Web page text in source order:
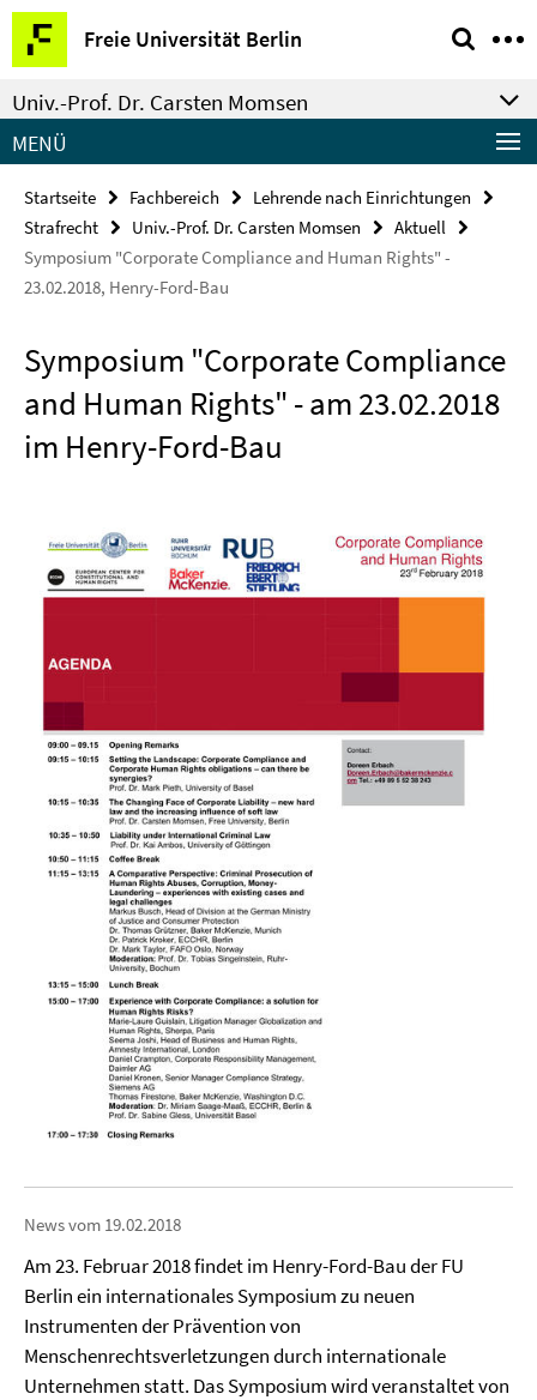
Springe
direkt
zu
Inhalt
Freie Universität Berlin
Service-
Navigation
Univ.-Prof. Dr. Carsten Momsen
MENÜ
Startseite Fachbereich
Lehrende nach Einrichtungen
Strafrecht
Univ.-Prof. Dr. Carsten Momsen
Aktuell
Symposium "Corporate Compliance and Human Rights" -
23.02.2018, Henry-Ford-Bau
Symposium "Corporate Compliance
and Human Rights" - am 23.02.2018
im Henry-Ford-Bau
News vom 19.02.2018
Am 23. Februar 2018 findet im Henry-Ford-Bau der FU
Berlin ein internationales Symposium zu neuen
Instrumenten der Prävention von
Menschenrechtsverletzungen durch internationale
Unternehmen statt. Das Symposium wird veranstaltet von